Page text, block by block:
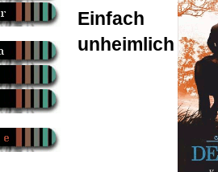
Einfach
unheimlich